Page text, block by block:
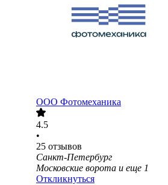
ООО Фотомеханика
4.5
•
25 отзывов
Санкт-Петербург
Московские ворота и еще 1
Откликнуться